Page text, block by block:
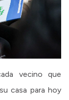
vecino que
casa para hoy